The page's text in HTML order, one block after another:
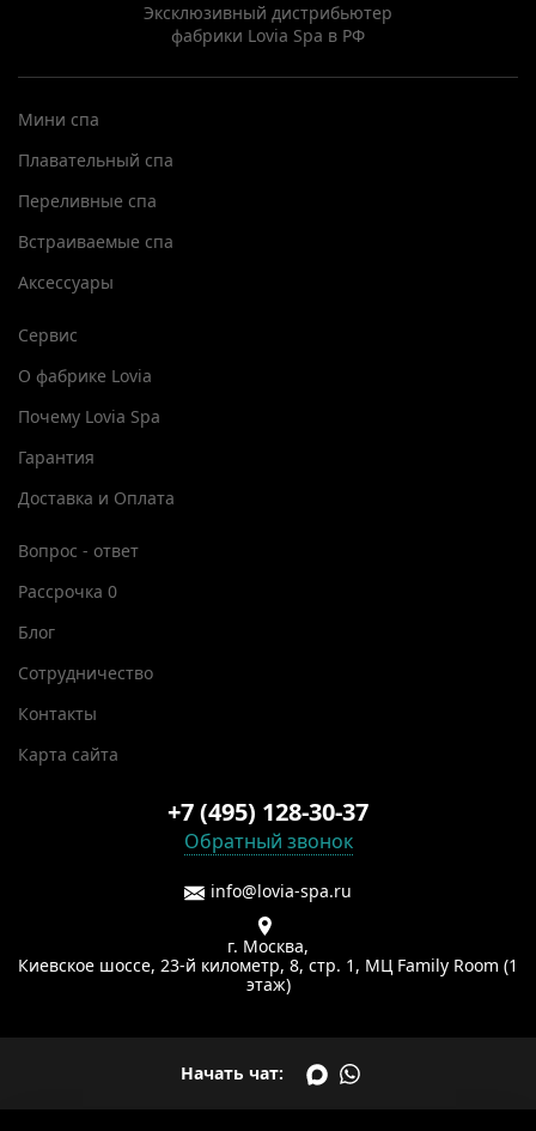
Эксклюзивный дистрибьютер
фабрики Lovia Spa в РФ
Мини спа
Плавательный спа
Переливные спа
Встраиваемые спа
Аксессуары
Сервис
О фабрике Lovia
Почему Lovia Spa
Гарантия
Доставка и Оплата
Вопрос - ответ
Рассрочка 0
Блог
Сотрудничество
Контакты
Карта сайта
+7 (495) 128-30-37
Обратный звонок
info@lovia-spa.ru
г. Москва,
Киевское шоссе, 23-й километр, 8, стр. 1, МЦ Family Room (1
этаж)
Начать чат: